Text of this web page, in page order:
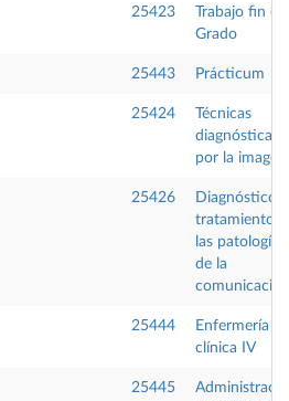
25423
Trabajo fin de
Grado
25443 Prácticum
25424
Técnicas
diagnósticas
por la imagen
25426
Diagnóstico y
tratamiento
las patologías
de la
comunicación
25444
Enfermería
clínica IV
25445